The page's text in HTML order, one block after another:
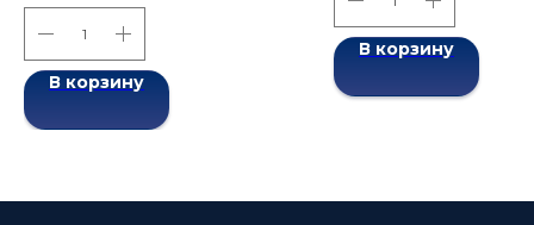
В корзину
В корзину